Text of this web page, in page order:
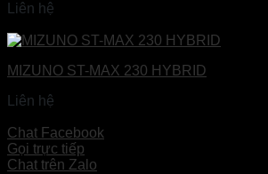
Liên hệ
MIZUNO ST-MAX 230 HYBRID
Liên hệ
Chat Facebook
Gọi trực tiếp
Chat trên Zalo